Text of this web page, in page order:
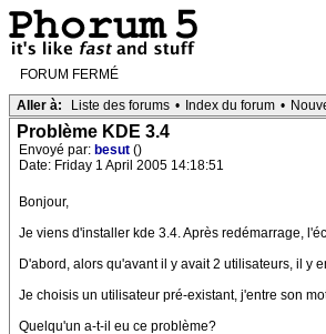
FORUM FERMÉ
Aller à: Liste des forums • Index du forum •
Problème KDE 3.4
Envoyé par: besut ()
Date: Friday 1 April 2005 14:18:51
Bonjour,
Je viens d'installer kde 3.4. Après redémarrage,
D'abord, alors qu'avant il y avait 2 utilisateurs, il y
Je choisis un utilisateur pré-existant, j'entre son
Quelqu'un a-t-il eu ce problème?